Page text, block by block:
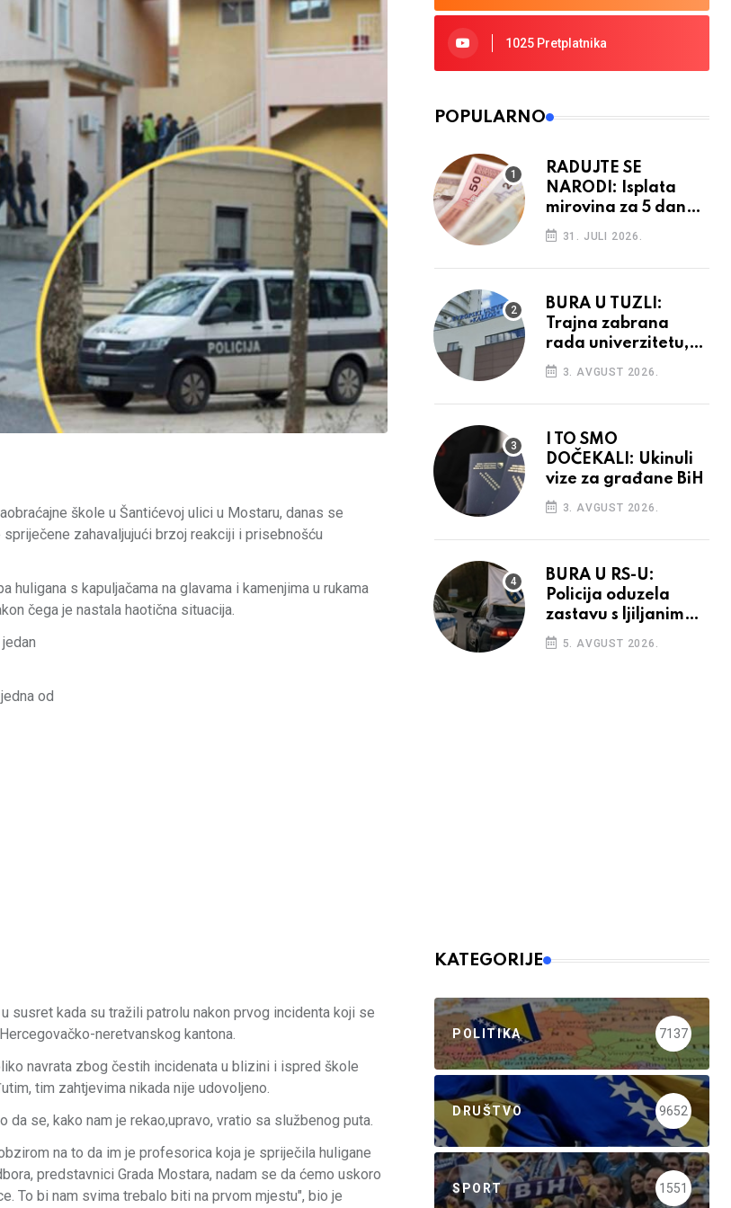
škole u Šantićevoj ulici u Mostaru, danas se
zahavaljujući brzoj reakciji i prisebnošću
huligana s kapuljačama na glavama i kamenjima u rukama
čega je nastala haotična situacija.
od
kada su tražili patrolu nakon prvog incidenta koji se
neretvanskog kantona.
navrata zbog čestih incidenata u blizini i ispred škole
tim zahtjevima nikada nije udovoljeno.
se, kako nam je rekao,upravo, vratio sa službenog puta.
na to da im je profesorica koja je spriječila huligane
predstavnici Grada Mostara, nadam se da ćemo uskoro
To bi nam svima trebalo biti na prvom mjestu", bio je
1025 Pretplatnika
POPULARNO
RADUJTE SE
NARODI: Isplata
mirovina za 5 dana,
retroaktivna
povećanja
31. JULI 2026.
BURA U TUZLI:
Trajna zabrana
rada univerzitetu,
provedba sudskih
odluka
3. AVGUST 2026.
I TO SMO
DOČEKALI: Ukinuli
vize za građane BiH
3. AVGUST 2026.
BURA U RS-U:
Policija oduzela
zastavu s ljiljanima,
uručila prekršajni
nalog
5. AVGUST 2026.
KATEGORIJE
POLITIKA 7137
DRUŠTVO 9652
SPORT 1551